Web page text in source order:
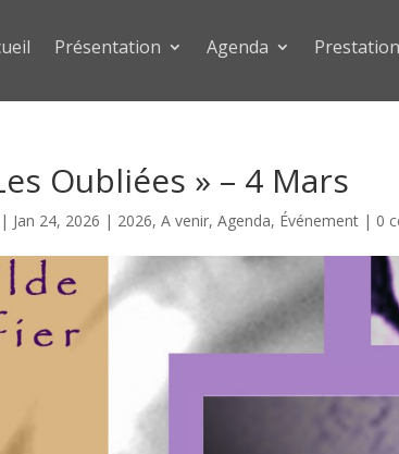
Présentation Agenda
Oubliées » – 4 Mars
| Jan 24, 2026 | 2026,A venir,Agenda, Événement | 0